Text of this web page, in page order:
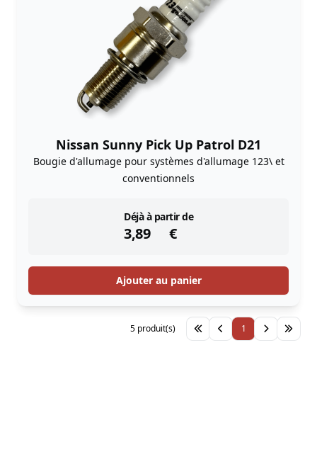
Nissan Sunny Pick Up Patrol D21
Bougie d'allumage pour systèmes d'allumage 123\ et
conventionnels
Déjà à partir de
3,89 €
instock
Ajouter au panier
1
5 produit(s)